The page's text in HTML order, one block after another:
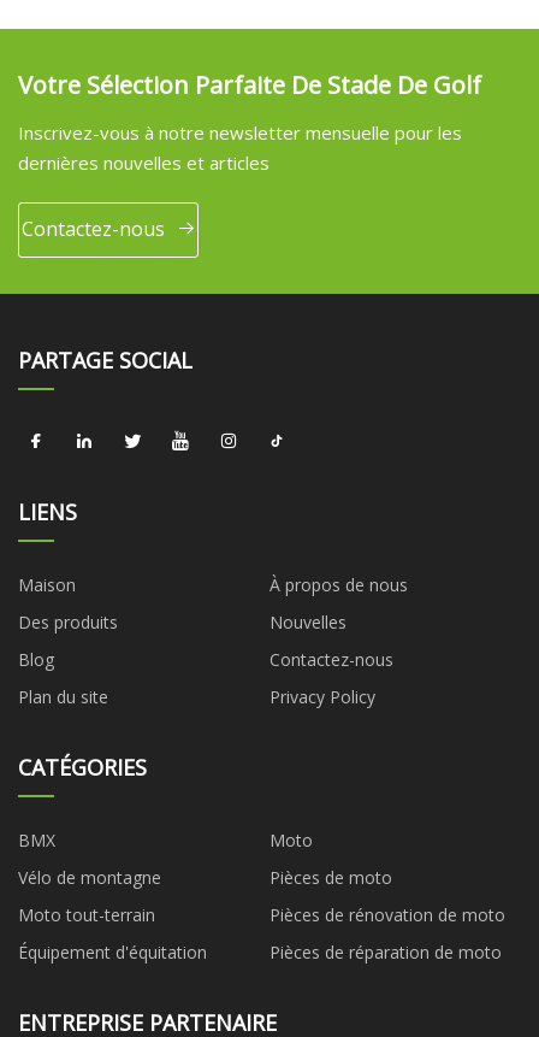
Votre Sélection Parfaite De Stade De Golf
Inscrivez-vous à notre newsletter mensuelle pour les
dernières nouvelles et articles
Contactez-nous
PARTAGE SOCIAL
LIENS
Maison
À propos de nous
Des produits
Nouvelles
Blog
Contactez-nous
Plan du site
Privacy Policy
CATÉGORIES
BMX
Moto
Vélo de montagne
Pièces de moto
Moto tout-terrain
Pièces de rénovation de moto
Équipement d'équitation
Pièces de réparation de moto
ENTREPRISE PARTENAIRE